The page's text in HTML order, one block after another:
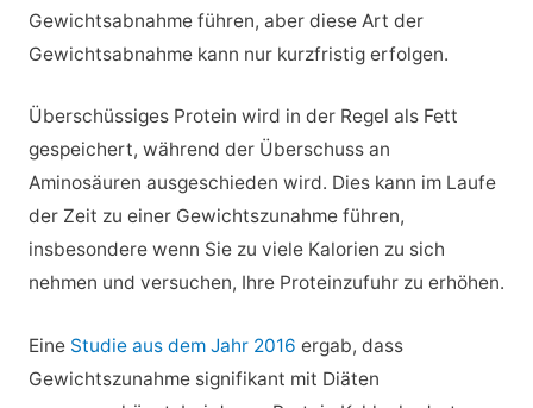
Gewichtsabnahme führen, aber diese Art der
Gewichtsabnahme kann nur kurzfristig erfolgen.
Überschüssiges Protein wird in der Regel als Fett
gespeichert, während der Überschuss an
Aminosäuren ausgeschieden wird. Dies kann im Laufe
der Zeit zu einer Gewichtszunahme führen,
insbesondere wenn Sie zu viele Kalorien zu sich
nehmen und versuchen, Ihre Proteinzufuhr zu erhöhen.
Eine Studie aus dem Jahr 2016 ergab, dass
Gewichtszunahme signifikant mit Diäten